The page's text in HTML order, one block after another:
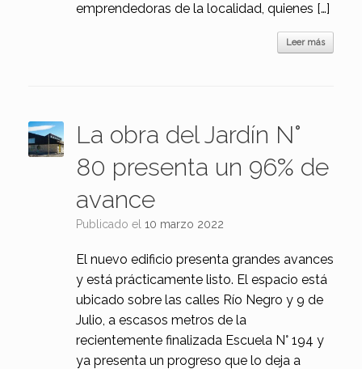
emprendedoras de la localidad, quienes […]
Leer más
La obra del Jardín N°
80 presenta un 96% de
avance
Publicado el 10 marzo 2022
El nuevo edificio presenta grandes avances
y está prácticamente listo. El espacio está
ubicado sobre las calles Río Negro y 9 de
Julio, a escasos metros de la
recientemente finalizada Escuela N° 194 y
ya presenta un progreso que lo deja a